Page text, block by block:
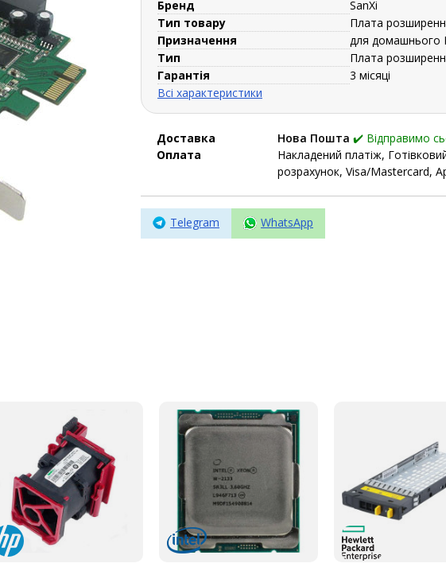
Бренд
SanXi
Тип товару
Плата
Призначення
для домашнього
Тип
Плата
Гарантія
3 місяці
Всі характеристики
Доставка Нова Пошта ✔️ Відправимо
Оплата
Накладений платіж,
розрахунок, Visa/Mastercard,
Telegram WhatsApp